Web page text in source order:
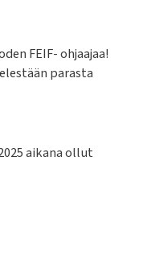
FEIF- ohjaajaa!
parasta
aikana ollut